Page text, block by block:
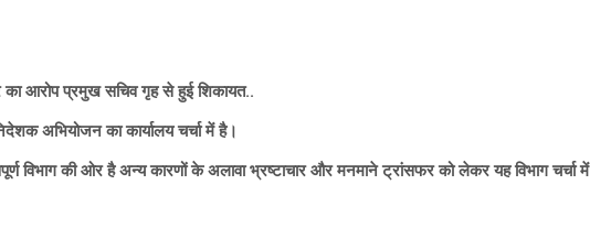
का आरोप प्रमुख सचिव गृह से हुई शिकायत..
अभियोजन का कार्यालय चर्चा में है।
विभाग की ओर है अन्य कारणों के अलावा भ्रष्टाचार और मनमाने ट्रांसफर को लेकर यह विभाग चर्चा में